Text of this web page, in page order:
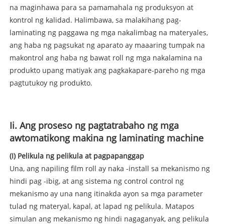
na maginhawa para sa pamamahala ng produksyon at
kontrol ng kalidad. Halimbawa, sa malakihang pag-
laminating ng paggawa ng mga nakalimbag na materyales,
ang haba ng pagsukat ng aparato ay maaaring tumpak na
makontrol ang haba ng bawat roll ng mga nakalamina na
produkto upang matiyak ang pagkakapare-pareho ng mga
pagtutukoy ng produkto.
Ii. Ang proseso ng pagtatrabaho ng mga
awtomatikong makina ng laminating machine
(I) Pelikula ng pelikula at pagpapanggap
Una, ang napiling film roll ay naka -install sa mekanismo ng
hindi pag -ibig, at ang sistema ng control control ng
mekanismo ay una nang itinakda ayon sa mga parameter
tulad ng materyal, kapal, at lapad ng pelikula. Matapos
simulan ang mekanismo ng hindi nagaganyak, ang pelikula